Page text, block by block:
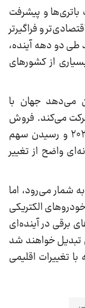
و پیشرفت
و فراگیرتر
دو دهه آینده،
از کشورهای
می‌دهد جهان با
می‌کند. فروش
بیش از ۲۱ میلیون خودروی برقی در سال ۲۰۲۵ و رسیدن سهم
نشانه‌ای واضح از تغییر
شمار می‌رود، اما
خودروهای الکتریکی
برقی در آینده‌ای
تبدیل خواهند شد
تغییرات اقلیمی